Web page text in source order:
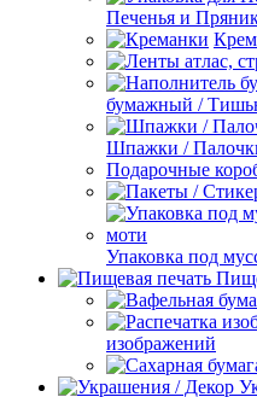
Печенья и
бумажный /
Шпажки /
Подарочные
Упаковка под
изображений